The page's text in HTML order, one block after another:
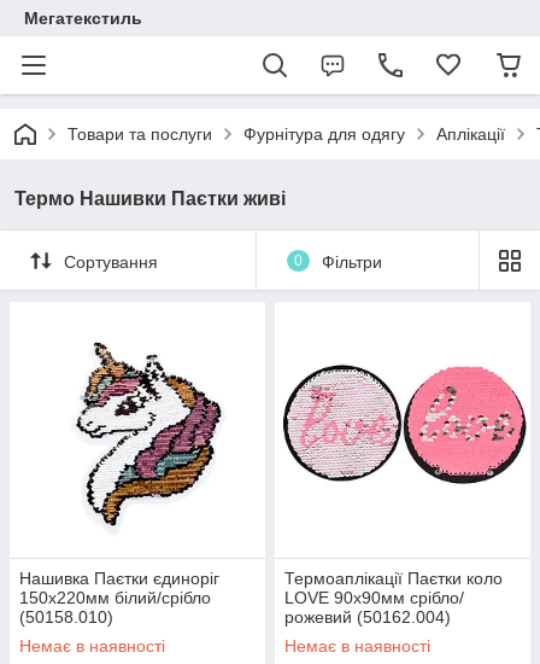
Мегатекстиль
Товари та послуги Фурнітура для одягу Аплікації
Термо Нашивки Паєтки живі
Сортування 0 Фільтри
Нашивка Паєтки єдиноріг
150х220мм білий/срібло
(50158.010)
Немає в наявності
Термоаплікації Паєтки коло
LOVE 90х90мм срібло/
рожевий (50162.004)
Немає в наявності